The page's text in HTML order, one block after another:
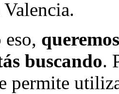
buscando.
permite